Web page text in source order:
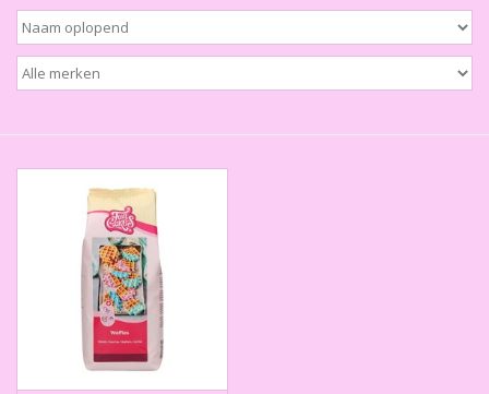
Presentatie en Verpakkingen
Thema's
Aanbiedingen
Cindy's Favorieten
Cadeaubonnen